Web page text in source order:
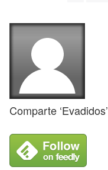
Comparte ‘Evadidos’